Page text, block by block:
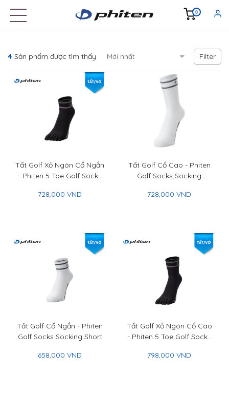
0
4 Sản phẩm được tìm thấy Filter
Tất Golf Xỏ Ngón Cổ Ngắn
- Phiten 5 Toe Golf Socks
728,000 VND
Tất Golf Cổ Cao - Phiten
Golf Socks Socking
728,000 VND
Tất Golf Cổ Ngắn - Phiten
Golf Socks Socking Short
658,000 VND
Tất Golf Xỏ Ngón Cổ Cao
- Phiten 5 Toe Golf Socks
798,000 VND